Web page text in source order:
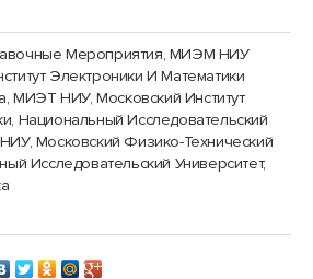
Мероприятия, МИЭМ НИУ
Электроники И Математики
,МИЭТ НИУ, Московский Институт
Национальный Исследовательский
Московский Физико-Технический
Исследовательский Университет,